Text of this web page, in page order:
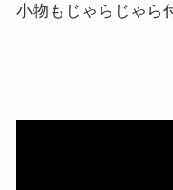
小物もじゃらじゃら